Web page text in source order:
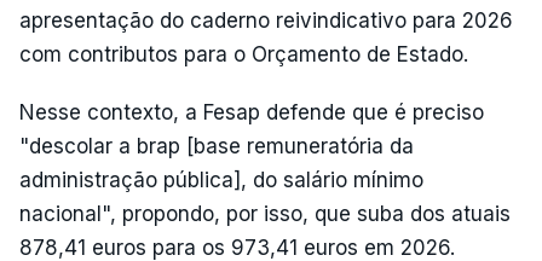
apresentação do caderno reivindicativo para 2026
com contributos para o Orçamento de Estado.
Nesse contexto, a Fesap defende que é preciso
"descolar a brap [base remuneratória da
administração pública], do salário mínimo
nacional", propondo, por isso, que suba dos atuais
878,41 euros para os 973,41 euros em 2026.